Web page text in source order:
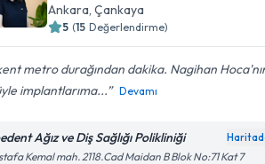
Ankara , Çankaya
5 (15 Değerlendirme)
metro durağından dakika. Nagihan
implantlarıma...
Devamı
Ağız ve Diş Sağlığı Polikliniği
Kemal mah. 2118.Cad Maidan B Blok No:71 Kat 7